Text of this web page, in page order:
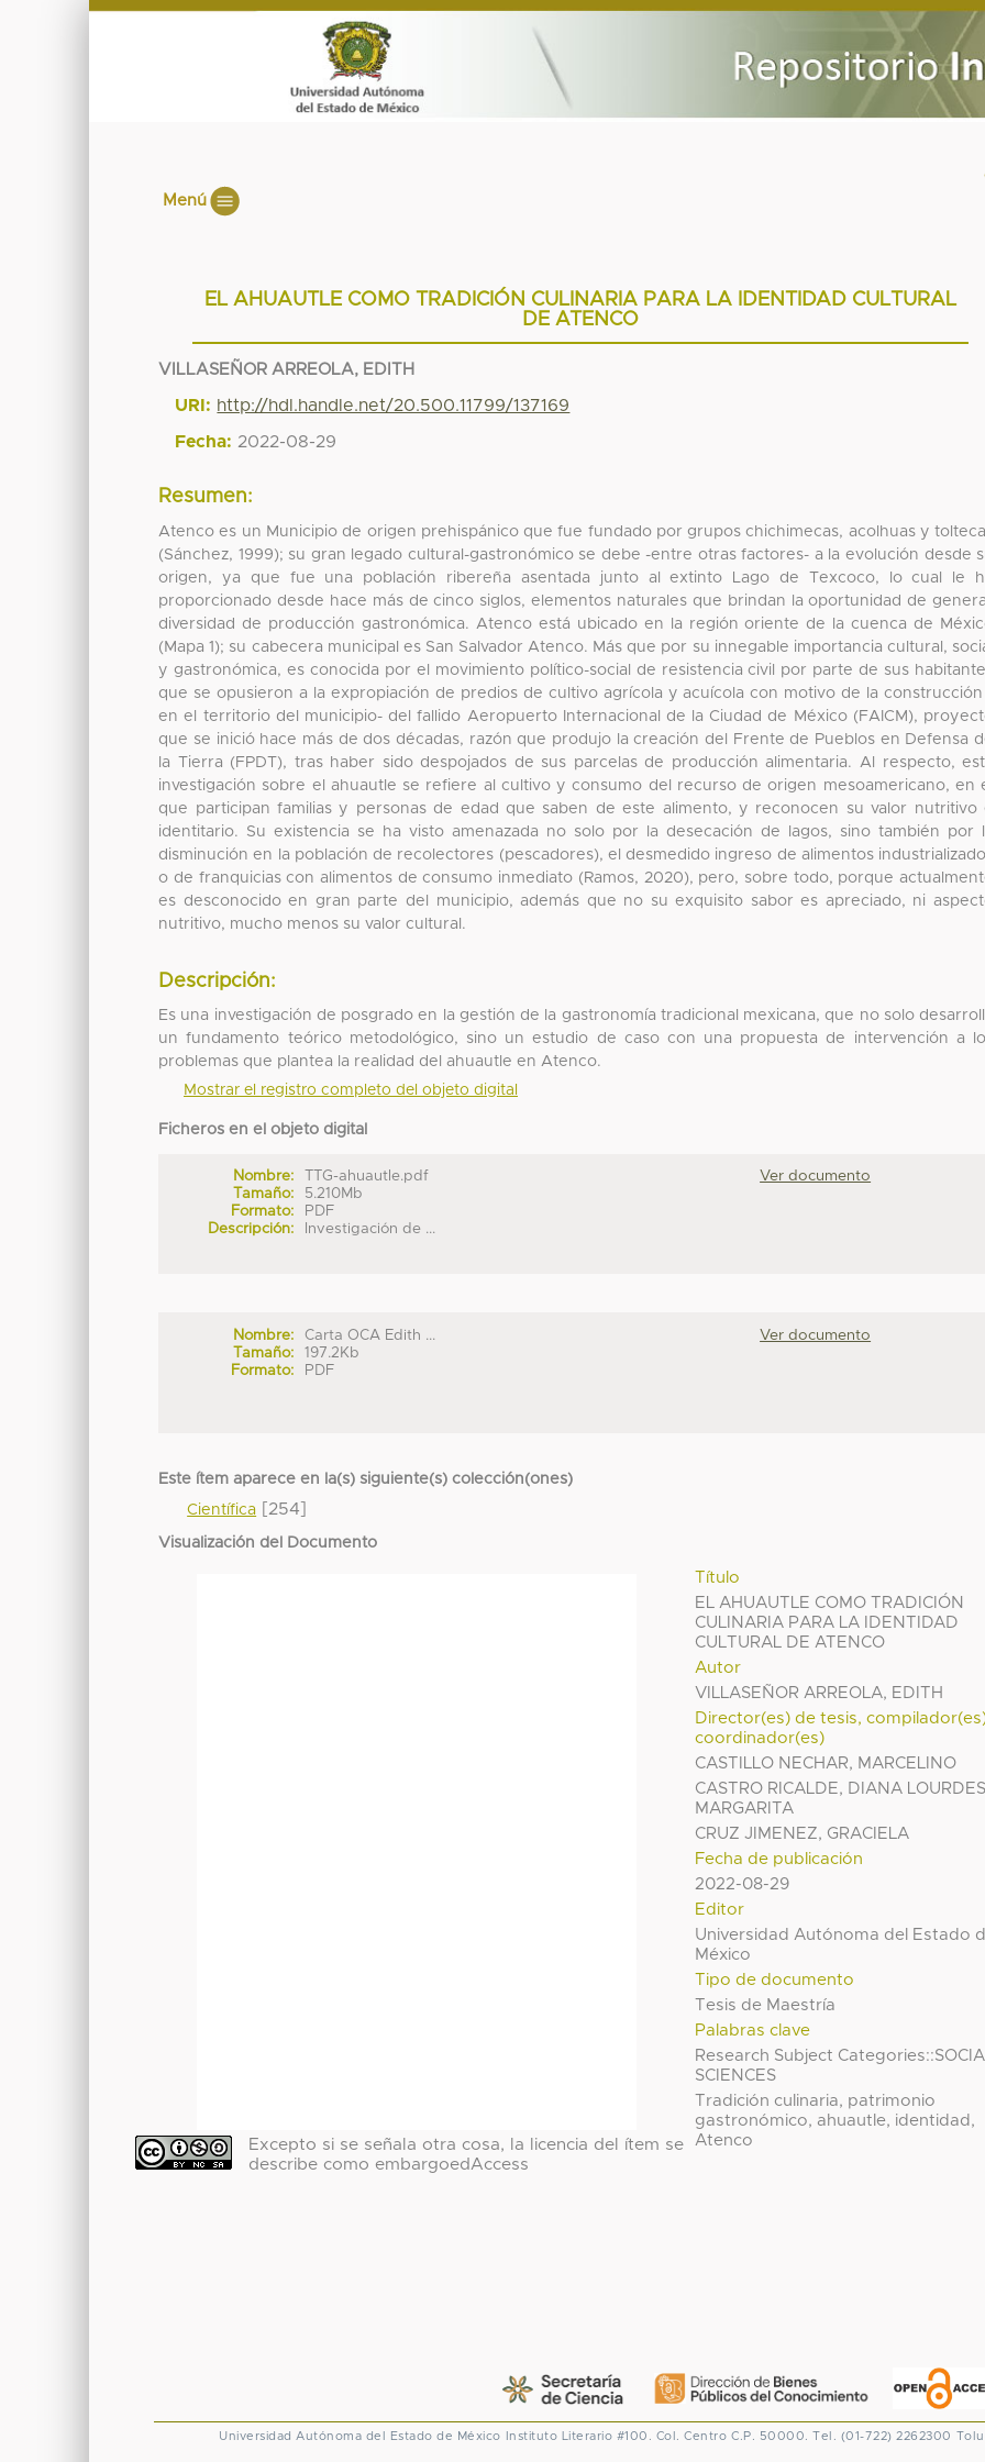
Menú
EL AHUAUTLE COMO TRADICIÓN CULINARIA PARA LA IDENTIDAD CULTURAL
DE ATENCO
VILLASEÑOR ARREOLA, EDITH
URI: http://hdl.handle.net/20.500.11799/137169
Fecha: 2022-08-29
Resumen:
Atenco es un Municipio de origen prehispánico que fue fundado por grupos chichimecas, acolhuas y
(Sánchez, 1999); su gran legado cultural-gastronómico se debe -entre otras factores- a la evolución desde
origen, ya que fue una población ribereña asentada junto al extinto Lago de Texcoco, lo cual le
proporcionado desde hace más de cinco siglos, elementos naturales que brindan la oportunidad de
diversidad de producción gastronómica. Atenco está ubicado en la región oriente de la cuenca de
(Mapa 1); su cabecera municipal es San Salvador Atenco. Más que por su innegable importancia cultural,
y gastronómica, es conocida por el movimiento político-social de resistencia civil por parte de sus
que se opusieron a la expropiación de predios de cultivo agrícola y acuícola con motivo de la
en el territorio del municipio- del fallido Aeropuerto Internacional de la Ciudad de México (FAICM),
que se inició hace más de dos décadas, razón que produjo la creación del Frente de Pueblos en Defensa
la Tierra (FPDT), tras haber sido despojados de sus parcelas de producción alimentaria. Al respecto,
investigación sobre el ahuautle se refiere al cultivo y consumo del recurso de origen mesoamericano, en
que participan familias y personas de edad que saben de este alimento, y reconocen su valor nutritivo
identitario. Su existencia se ha visto amenazada no solo por la desecación de lagos, sino también por
disminución en la población de recolectores (pescadores), el desmedido ingreso de alimentos
o de franquicias con alimentos de consumo inmediato (Ramos, 2020), pero, sobre todo, porque
es desconocido en gran parte del municipio, además que no su exquisito sabor es apreciado, ni
nutritivo, mucho menos su valor cultural.
Descripción:
Es una investigación de posgrado en la gestión de la gastronomía tradicional mexicana, que no solo
un fundamento teórico metodológico, sino un estudio de caso con una propuesta de intervención a
problemas que plantea la realidad del ahuautle en Atenco.
Mostrar el registro completo del objeto digital
Ficheros en el objeto digital
Nombre:
TTG-ahuautle.pdf
Tamaño:
5.210Mb
Formato:
PDF
Descripción:
Investigación de ...
Ver documento
Nombre:
Carta OCA Edith ...
Tamaño:
197.2Kb
Formato:
PDF
Ver documento
Este ítem aparece en la(s) siguiente(s) colección(ones)
Científica [254]
Visualización del Documento
Título
EL AHUAUTLE COMO TRADICIÓN
CULINARIA PARA LA IDENTIDAD
CULTURAL DE ATENCO
Autor
VILLASEÑOR ARREOLA, EDITH
Director(es) de tesis,
coordinador(es)
CASTILLO NECHAR, MARCELINO
CASTRO RICALDE, DIANA LOURDES
MARGARITA
CRUZ JIMENEZ, GRACIELA
Fecha de publicación
2022-08-29
Editor
Universidad Autónoma del Estado
México
Tipo de documento
Tesis de Maestría
Palabras clave
Research Subject Categories::SOCIAL
SCIENCES
Tradición culinaria, patrimonio
gastronómico, ahuautle, identidad,
Atenco
Excepto si se señala otra cosa, la licencia del ítem se
describe como embargoedAccess
Universidad Autónoma del Estado de México Instituto Literario #100. Col. Centro C.P. 50000. Tel. (01-722) 2262300